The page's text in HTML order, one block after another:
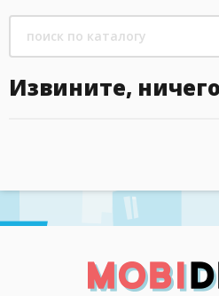
Извините,